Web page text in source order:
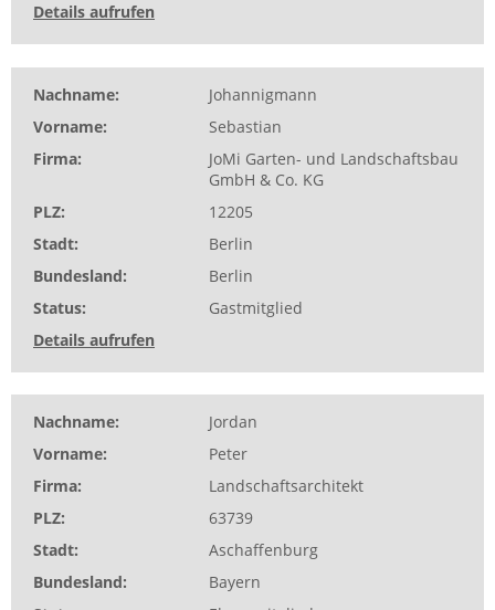
Details aufrufen
Nachname
Johannigmann
Vorname
Sebastian
Firma
JoMi Garten- und Landschaftsbau
GmbH & Co. KG
PLZ
12205
Stadt
Berlin
Bundesland
Berlin
Status
Gastmitglied
Details aufrufen
Nachname
Jordan
Vorname
Peter
Firma
Landschaftsarchitekt
PLZ
63739
Stadt
Aschaffenburg
Bundesland
Bayern